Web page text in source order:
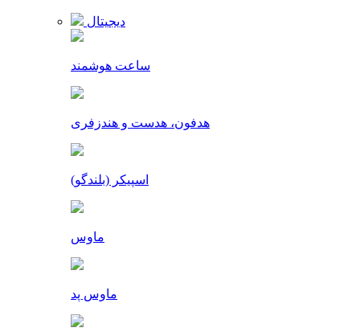
دیجیتال
ساعت هوشمند
هدفون، هدست و هندزفری
اسپیکر (بلندگو)
ماوس
ماوس پد